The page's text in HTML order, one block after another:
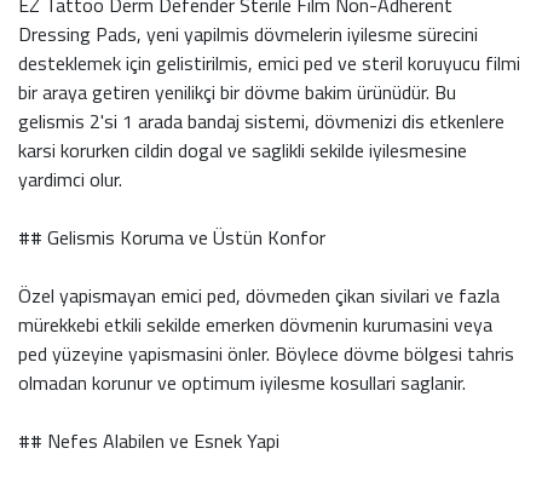
Dressing Pads, yeni yapilmis dövmelerin iyilesme sürecini
desteklemek için gelistirilmis, emici ped ve steril koruyucu filmi
bir araya getiren yenilikçi bir dövme bakim ürünüdür. Bu
gelismis 2'si 1 arada bandaj sistemi, dövmenizi dis etkenlere
karsi korurken cildin dogal ve saglikli sekilde iyilesmesine
yardimci olur.
## Gelismis Koruma ve Üstün Konfor
Özel yapismayan emici ped, dövmeden çikan sivilari ve fazla
mürekkebi etkili sekilde emerken dövmenin kurumasini veya
ped yüzeyine yapismasini önler. Böylece dövme bölgesi tahris
olmadan korunur ve optimum iyilesme kosullari saglanir.
## Nefes Alabilen ve Esnek Yapi